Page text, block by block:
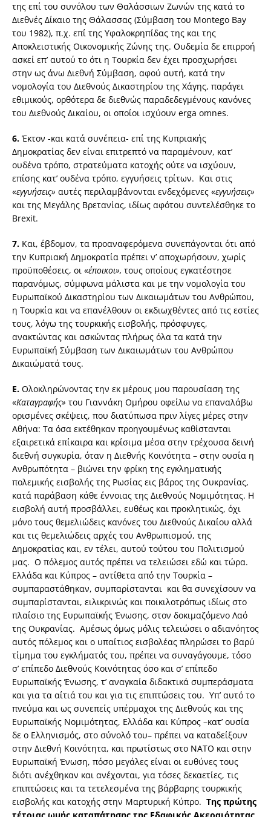
της επί του συνόλου των Θαλάσσιων Ζωνών της κατά το
Διεθνές Δίκαιο της Θάλασσας (Σύμβαση του Montego Bay
του 1982), π.χ. επί της Υφαλοκρηπίδας της και της
Αποκλειστικής Οικονομικής Ζώνης της. Ουδεμία δε επιρροή
ασκεί επ’ αυτού το ότι η Τουρκία δεν έχει προσχωρήσει
στην ως άνω Διεθνή Σύμβαση, αφού αυτή, κατά την
νομολογία του Διεθνούς Δικαστηρίου της Χάγης, παράγει
εθιμικούς, ορθότερα δε διεθνώς παραδεδεγμένους κανόνες
του Διεθνούς Δικαίου, οι οποίοι ισχύουν erga omnes.
6. Έκτον -και κατά συνέπεια- επί της Κυπριακής
Δημοκρατίας δεν είναι επιτρεπτό να παραμένουν, κατ’
ουδένα τρόπο, στρατεύματα κατοχής ούτε να ισχύουν,
επίσης κατ’ ουδένα τρόπο, εγγυήσεις τρίτων. Και στις
«εγγυήσεις» αυτές περιλαμβάνονται ενδεχόμενες «εγγυήσεις»
και της Μεγάλης Βρετανίας, ιδίως αφότου συντελέσθηκε το
Brexit.
7. Και, έβδομον, τα προαναφερόμενα συνεπάγονται ότι από
την Κυπριακή Δημοκρατία πρέπει ν’ αποχωρήσουν, χωρίς
προϋποθέσεις, οι «έποικοι», τους οποίους εγκατέστησε
παρανόμως, σύμφωνα μάλιστα και με την νομολογία του
Ευρωπαϊκού Δικαστηρίου των Δικαιωμάτων του Ανθρώπου,
η Τουρκία και να επανέλθουν οι εκδιωχθέντες από τις εστίες
τους, λόγω της τουρκικής εισβολής, πρόσφυγες,
ανακτώντας και ασκώντας πλήρως όλα τα κατά την
Ευρωπαϊκή Σύμβαση των Δικαιωμάτων του Ανθρώπου
Δικαιώματά τους.
Ε. Ολοκληρώνοντας την εκ μέρους μου παρουσίαση της
«Καταγραφής» του Γιαννάκη Ομήρου οφείλω να επαναλάβω
ορισμένες σκέψεις, που διατύπωσα πριν λίγες μέρες στην
Αθήνα: Τα όσα εκτέθηκαν προηγουμένως καθίστανται
εξαιρετικά επίκαιρα και κρίσιμα μέσα στην τρέχουσα δεινή
διεθνή συγκυρία, όταν η Διεθνής Κοινότητα – στην ουσία η
Ανθρωπότητα – βιώνει την φρίκη της εγκληματικής
πολεμικής εισβολής της Ρωσίας εις βάρος της Ουκρανίας,
κατά παράβαση κάθε έννοιας της Διεθνούς Νομιμότητας. Η
εισβολή αυτή προσβάλλει, ευθέως και προκλητικώς, όχι
μόνο τους θεμελιώδεις κανόνες του Διεθνούς Δικαίου αλλά
και τις θεμελιώδεις αρχές του Ανθρωπισμού, της
Δημοκρατίας και, εν τέλει, αυτού τούτου του Πολιτισμού
μας. Ο πόλεμος αυτός πρέπει να τελειώσει εδώ και τώρα.
Ελλάδα και Κύπρος – αντίθετα από την Τουρκία –
συμπαραστάθηκαν, συμπαρίστανται και θα συνεχίσουν να
συμπαρίστανται, ειλικρινώς και ποικιλοτρόπως ιδίως στο
πλαίσιο της Ευρωπαϊκής Ένωσης, στον δοκιμαζόμενο Λαό
της Ουκρανίας. Αμέσως όμως μόλις τελειώσει ο αδιανόητος
αυτός πόλεμος και ο υπαίτιος εισβολέας πληρώσει το βαρύ
τίμημα του εγκλήματός του, πρέπει να συναγάγουμε, τόσο
σ’ επίπεδο Διεθνούς Κοινότητας όσο και σ’ επίπεδο
Ευρωπαϊκής Ένωσης, τ’ αναγκαία διδακτικά συμπεράσματα
και για τα αίτιά του και για τις επιπτώσεις του. Υπ’ αυτό το
πνεύμα και ως συνεπείς υπέρμαχοι της Διεθνούς και της
Ευρωπαϊκής Νομιμότητας, Ελλάδα και Κύπρος –κατ’ ουσία
δε ο Ελληνισμός, στο σύνολό του– πρέπει να καταδείξουν
στην Διεθνή Κοινότητα, και πρωτίστως στο ΝΑΤΟ και στην
Ευρωπαϊκή Ένωση, πόσο μεγάλες είναι οι ευθύνες τους
διότι ανέχθηκαν και ανέχονται, για τόσες δεκαετίες, τις
επιπτώσεις και τα τετελεσμένα της βάρβαρης τουρκικής
εισβολής και κατοχής στην Μαρτυρική Κύπρο. Της πρώτης